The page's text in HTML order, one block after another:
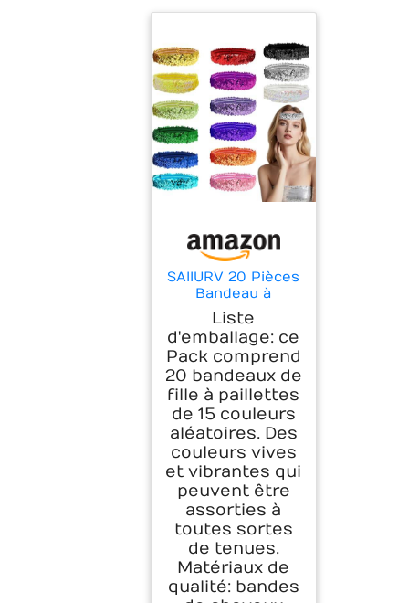
SAIIURV 20 Pièces
Bandeau à
Paillettes
Élastique Bling
Bande de Cheveux
de Serre-Tête
Carnaval Fête
Disco Réglable
Scintillantes
Bandeau
Accessoires de
Cheveux pour
Femmes et Fille
(20PCS, M)
Liste
d'emballage: ce
Pack comprend
20 bandeaux de
fille à paillettes
de 15 couleurs
aléatoires. Des
couleurs vives
et vibrantes qui
peuvent être
assorties à
toutes sortes
de tenues.
Matériaux de
qualité: bandes